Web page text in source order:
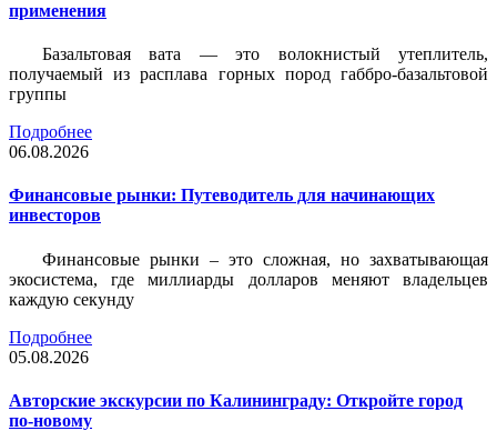
применения
Базальтовая вата — это волокнистый утеплитель,
получаемый из расплава горных пород габбро-базальтовой
группы
Подробнее
06.08.2026
Финансовые рынки: Путеводитель для начинающих
инвесторов
Финансовые рынки – это сложная, но захватывающая
экосистема, где миллиарды долларов меняют владельцев
каждую секунду
Подробнее
05.08.2026
Авторские экскурсии по Калининграду: Откройте город
по-новому